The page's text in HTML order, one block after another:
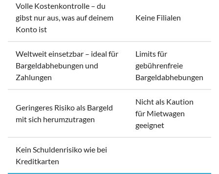
Volle Kostenkontrolle – du
gibst nur aus, was auf deinem
Konto ist
Keine Filialen
Weltweit einsetzbar – ideal für
Bargeldabhebungen und
Zahlungen
Limits für
gebührenfreie
Bargeldabhebungen
Geringeres Risiko als Bargeld
mit sich herumzutragen
Nicht als Kaution
für Mietwagen
geeignet
Kein Schuldenrisiko wie bei
Kreditkarten